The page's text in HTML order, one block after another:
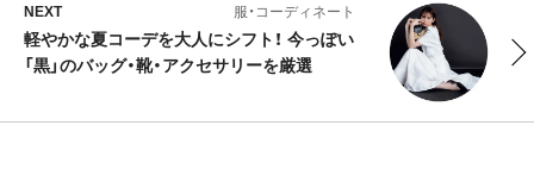
NEXT 服・コーディネート
軽やかな夏コーデを大人にシフト！ 今っぽい
「黒」のバッグ・靴・アクセサリーを厳選